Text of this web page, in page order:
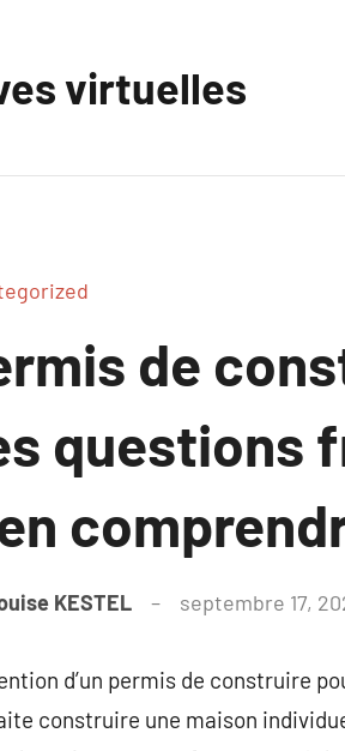
virtuelles
de
questions
KESTEL septembre 17,
d’un permis de construire
construire une maison